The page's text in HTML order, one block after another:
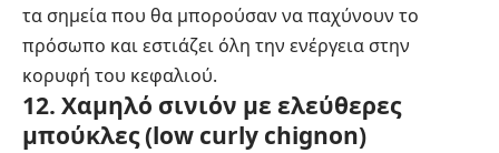
τα σημεία που θα μπορούσαν να παχύνουν το
πρόσωπο και εστιάζει όλη την ενέργεια στην
κορυφή του κεφαλιού.
12. Χαμηλό σινιόν με ελεύθερες
μπούκλες (low curly chignon)